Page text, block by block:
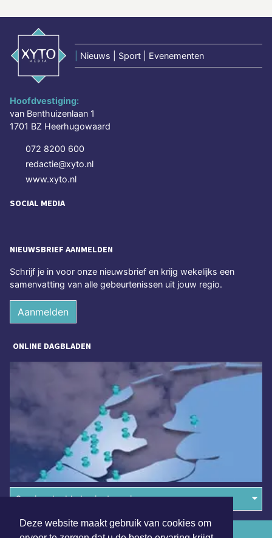
Deze website maakt gebruik van cookies om
Nieuws | Sport | Evenementen
Hoofdvestiging:
van Benthuizenlaan 1
1701 BZ Heerhugowaard
072 8200 600
redactie@xyto.nl
www.xyto.nl
SOCIAL MEDIA
NIEUWSBRIEF AANMELDEN
Schrijf je in voor onze nieuwsbrief en krijg wekelijks een
samenvatting van alle gebeurtenissen uit jouw regio.
Aanmelden
ONLINE DAGBLADEN
Overige dagbladen in de regio
Algemene voorwaarden